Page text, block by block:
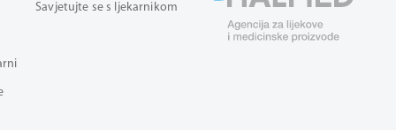
Savjetujte se s ljekarnikom